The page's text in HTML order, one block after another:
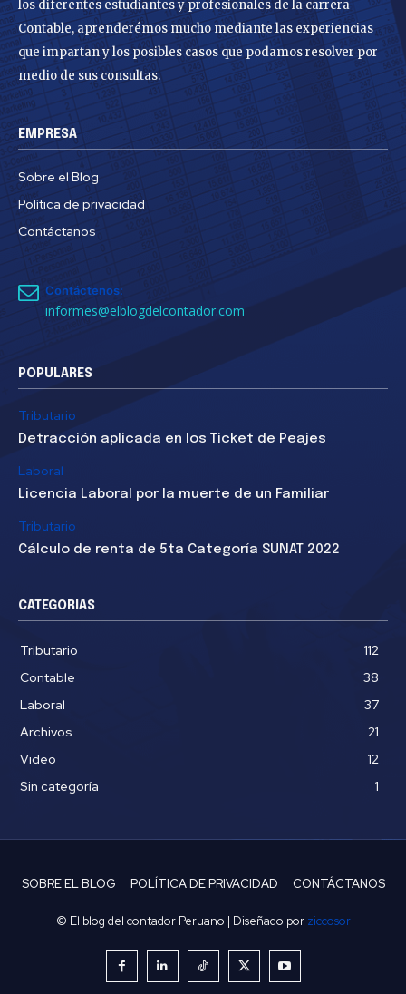
los diferentes estudiantes y profesionales de la carrera
Contable, aprenderémos mucho mediante las experiencias
que impartan y los posibles casos que podamos resolver por
medio de sus consultas.
EMPRESA
Sobre el Blog
Política de privacidad
Contáctanos
Contáctenos:
informes@elblogdelcontador.com
POPULARES
Tributario
Detracción aplicada en los Ticket de Peajes
Laboral
Licencia Laboral por la muerte de un Familiar
Tributario
Cálculo de renta de 5ta Categoría SUNAT 2022
CATEGORIAS
Tributario
112
Contable
38
Laboral
37
Archivos
21
Video
12
Sin categoría
1
SOBRE EL BLOG POLÍTICA DE PRIVACIDAD CONTÁCTANOS
© El blog del contador Peruano | Diseñado por ziccosor